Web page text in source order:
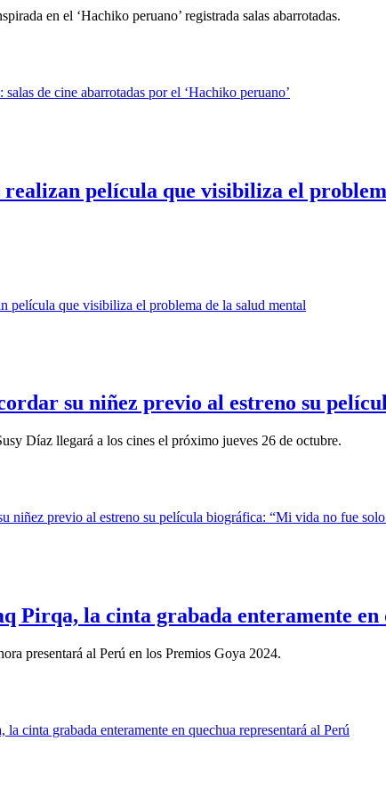
en el ‘Hachiko peruano’ registrada salas abarrotadas.
realizan película que visibiliza el
su niñez previo al estreno su
Díaz llegará a los cines el próximo jueves 26 de octubre.
Pirqa, la cinta grabada enteramente
presentará al Perú en los Premios Goya 2024.